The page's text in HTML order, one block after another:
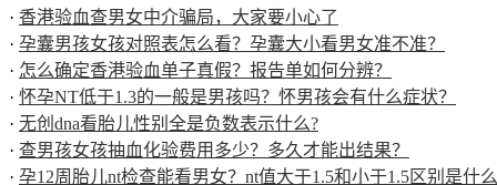
· 香港验血查男女中介骗局，大家要小心了
· 孕囊男孩女孩对照表怎么看？孕囊大小看男女准不准？
· 怎么确定香港验血单子真假？报告单如何分辨？
· 怀孕NT低于1.3的一般是男孩吗？怀男孩会有什么症状？
· 无创dna看胎儿性别全是负数表示什么?
· 查男孩女孩抽血化验费用多少？多久才能出结果？
· 孕12周胎儿nt检查能看男女？nt值大于1.5和小于1.5区别是什